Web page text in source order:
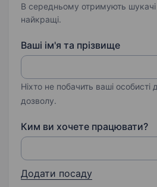
В середньому отримують
найкращі.
Ваші ім'я та прізвище
Ніхто не побачить ваші особисті
дозволу.
Ким ви хочете працювати?
Додати посаду